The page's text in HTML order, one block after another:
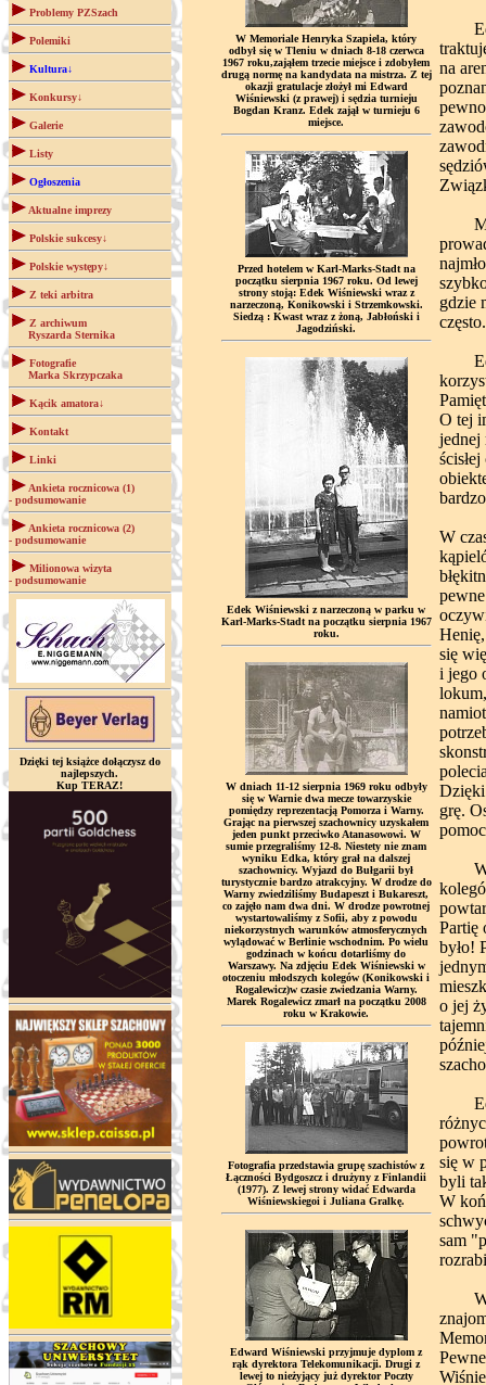
Problemy PZSzach
Polemiki
Kultura↓
Konkursy↓
Galerie
Listy
Ogłoszenia
Aktualne imprezy
Polskie sukcesy↓
Polskie występy↓
Z teki arbitra
Z archiwum
Ryszarda Sternika
Fotografie
Marka Skrzypczaka
Kącik amatora↓
Kontakt
Linki
Ankieta rocznicowa (1)
- podsumowanie
Ankieta rocznicowa (2)
- podsumowanie
Milionowa wizyta
- podsumowanie
Dzięki tej książce dołączysz do
najlepszych.
Kup TERAZ!
W Memoriale Henryka Szapiela, który
odbył się w Tleniu w dniach 8-18 czerwca
1967 roku,zająłem trzecie miejsce i zdobyłem
drugą normę na kandydata na mistrza. Z tej
okazji gratulacje złożył mi Edward
Wiśniewski (z prawej) i sędzia turnieju
Bogdan Kranz. Edek zajął w turnieju 6
miejsce.
Przed hotelem w Karl-Marks-Stadt na
początku sierpnia 1967 roku. Od lewej
strony stoją: Edek Wiśniewski wraz z
narzeczoną, Konikowski i Strzemkowski.
Siedzą : Kwast wraz z żoną, Jabłoński i
Jagodziński.
Edek Wiśniewski z narzeczoną w parku w
Karl-Marks-Stadt na początku sierpnia 1967
roku.
W dniach 11-12 sierpnia 1969 roku odbyły
się w Warnie dwa mecze towarzyskie
pomiędzy reprezentacją Pomorza i Warny.
Grając na pierwszej szachownicy uzyskałem
jeden punkt przeciwko Atanasowowi. W
sumie przegraliśmy 12-8. Niestety nie znam
wyniku Edka, który grał na dalszej
szachownicy. Wyjazd do Bułgarii był
turystycznie bardzo atrakcyjny. W drodze do
Warny zwiedziliśmy Budapeszt i Bukareszt,
co zajęło nam dwa dni. W drodze powrotnej
wystartowaliśmy z Sofii, aby z powodu
niekorzystnych warunków atmosferycznych
wylądować w Berlinie wschodnim. Po wielu
godzinach w końcu dotarliśmy do
Warszawy. Na zdjęciu Edek Wiśniewski w
otoczeniu młodszych kolegów (Konikowski i
Rogalewicz)w czasie zwiedzania Warny.
Marek Rogalewicz zmarł na początku 2008
roku w Krakowie.
Fotografia przedstawia grupę szachistów z
Łączności Bydgoszcz i drużyny z Finlandii
(1977). Z lewej strony widać Edwarda
Wiśniewskiegoi i Juliana Gralkę.
Edward Wiśniewski przyjmuje dyplom z
rąk dyrektora Telekomunikacji. Drugi z
lewej to nieżyjący już dyrektor Poczty
na
gdzie
O tej
jednej
W
się
i jego
Dzięki
grę.
W
Partię
było!
o jej
się w
byli
W
sam
W